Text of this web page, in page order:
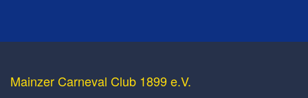
Mainzer Carneval Club 1899 e.V.